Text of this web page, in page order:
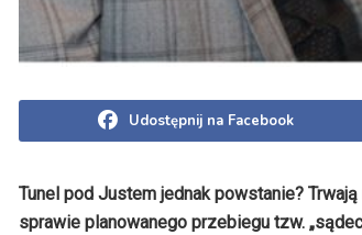
Udostępnij na Facebook
Tunel pod Justem jednak powstanie?
sprawie planowanego przebiegu tzw.